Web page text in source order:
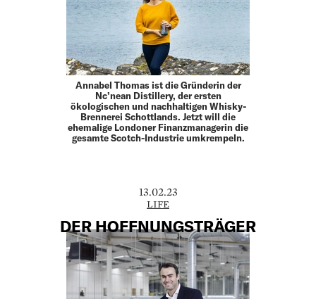
Annabel Thomas ist die Gründerin der
Nc’nean Distillery, der ersten
ökologischen und nachhaltigen Whisky-
Brennerei Schottlands. Jetzt will die
ehemalige Londoner Finanzmanagerin die
gesamte Scotch-Industrie umkrempeln.
13.02.23
LIFE
DER HOFFNUNGSTRÄGER